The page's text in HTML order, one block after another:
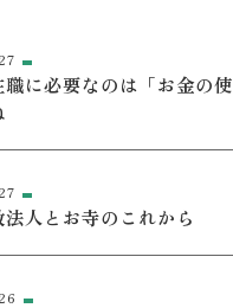
職に必要なのは「お金の
人とお寺のこれから